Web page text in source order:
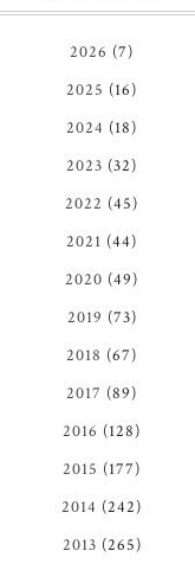
2026 (7)
2025 (16)
2024 (18)
2023 (32)
2022 (45)
2021 (44)
2020 (49)
2019 (73)
2018 (67)
2017 (89)
2016 (128)
2015 (177)
2014 (242)
2013 (265)